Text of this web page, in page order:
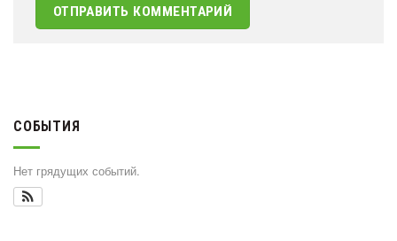
СОБЫТИЯ
Нет грядущих событий.